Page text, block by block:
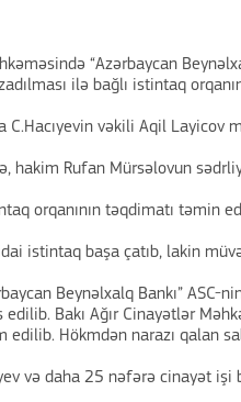
“Azərbaycan
ilə bağlı istintaq
C.Hacıyevin vəkili Aqil Layicov
hakim Rufan Mürsəlovun
orqanının təqdimatı təmin
istintaq başa çatıb, lakin
Beynəlxalq Bankı”
edilib. Bakı Ağır Cinayətlər
edilib. Hökmdən narazı qalan
və daha 25 nəfərə cinayət